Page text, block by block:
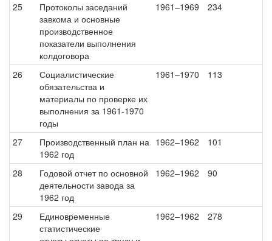
25
Протоколы заседаний
завкома и основные
производственное
показатели выполнения
колдоговора
1961–1969 234
26
Социалистические
обязательства и
материалы по проверке их
выполнения за 1961-1970
годы
1961–1970 113
27
Производственный план на
1962 год
1962–1962 101
28
Годовой отчет по основной
деятельности завода за
1962 год
1962–1962 90
29
Единовременные
статистические
1962–1962 278